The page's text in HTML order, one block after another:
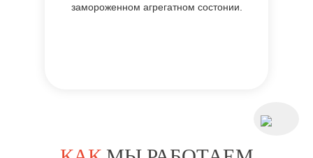
замороженном агрегатном состонии.